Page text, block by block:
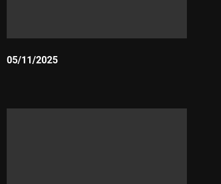
05/11/2025